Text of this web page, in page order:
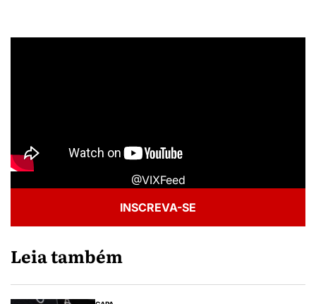
@VIXFeed
INSCREVA-SE
Leia também